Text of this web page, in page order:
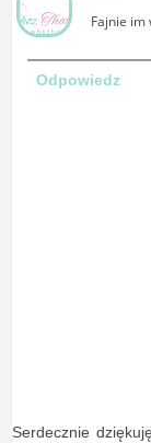
Fajnie im
Odpowiedz
Serdecznie